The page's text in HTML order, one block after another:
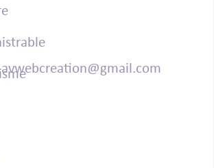
avwebcreation@gmail.com